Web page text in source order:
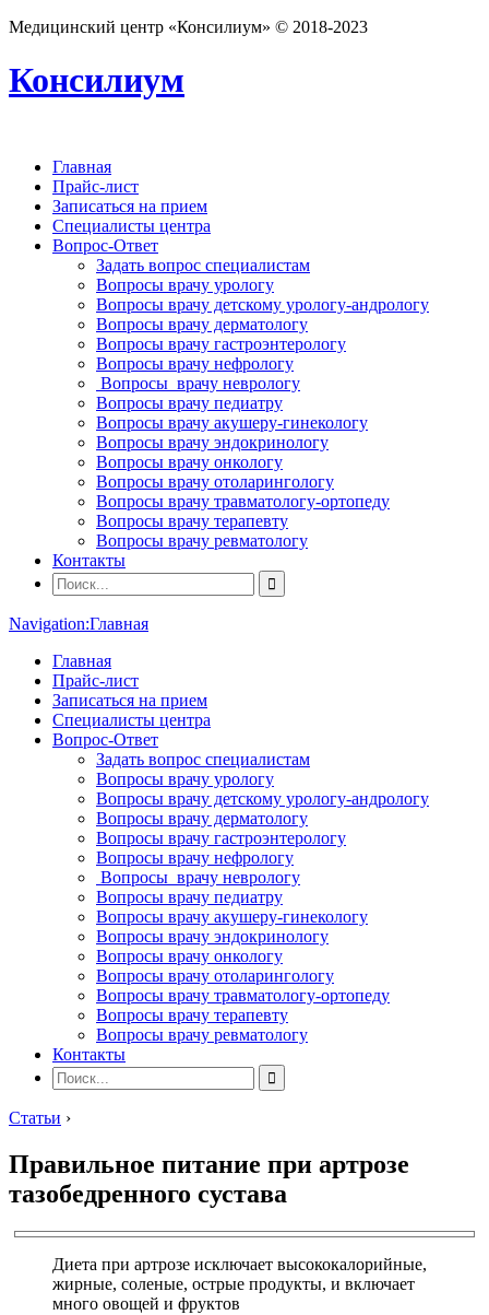
Медицинский центр «Консилиум» © 2018-2023
Консилиум
Главная
Прайс-лист
Записаться на прием
Специалисты центра
Вопрос-Ответ
Задать вопрос специалистам
Вопросы врачу урологу
Вопросы врачу детскому урологу-андрологу
Вопросы врачу дерматологу
Вопросы врачу гастроэнтерологу
Вопросы врачу нефрологу
Вопросы врачу неврологу
Вопросы врачу педиатру
Вопросы врачу акушеру-гинекологу
Вопросы врачу эндокринологу
Вопросы врачу онкологу
Вопросы врачу отоларингологу
Вопросы врачу травматологу-ортопеду
Вопросы врачу терапевту
Вопросы врачу ревматологу
Контакты
Navigation:Главная
Главная
Прайс-лист
Записаться на прием
Специалисты центра
Вопрос-Ответ
Задать вопрос специалистам
Вопросы врачу урологу
Вопросы врачу детскому урологу-андрологу
Вопросы врачу дерматологу
Вопросы врачу гастроэнтерологу
Вопросы врачу нефрологу
Вопросы врачу неврологу
Вопросы врачу педиатру
Вопросы врачу акушеру-гинекологу
Вопросы врачу эндокринологу
Вопросы врачу онкологу
Вопросы врачу отоларингологу
Вопросы врачу травматологу-ортопеду
Вопросы врачу терапевту
Вопросы врачу ревматологу
Контакты
Статьи ›
Правильное питание при артрозе
тазобедренного сустава
Диета при артрозе исключает высококалорийные,
жирные, соленые, острые продукты, и включает
много овощей и фруктов